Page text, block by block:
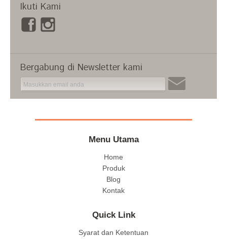
Ikuti Kami
Bergabung di Newsletter kami
Menu Utama
Home
Produk
Blog
Kontak
Quick Link
Syarat dan Ketentuan